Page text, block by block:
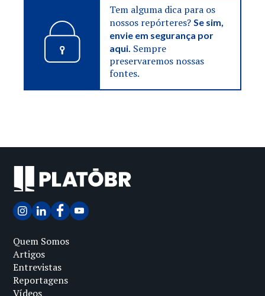
Tem alguma dica para os
nossos repórteres?Se sim,
envie em segurança por
aqui. Sempre
preservaremos nossas
fontes.
Quem Somos
Artigos
Entrevistas
Reportagens
Vídeos